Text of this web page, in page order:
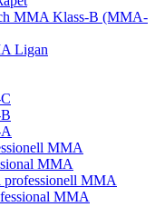
MMA Klass-B (MMA-
Ligan
MMA
MMA
professionell MMA
MMA